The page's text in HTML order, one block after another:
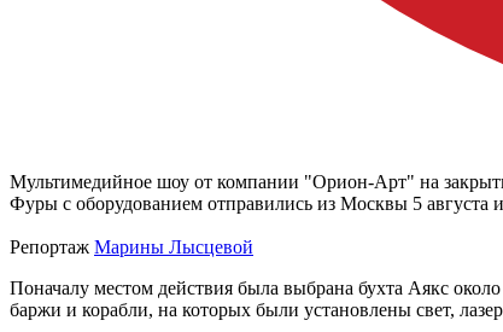
Мультимедийное шоу от компании "Орион-Арт" на
Фуры с оборудованием отправились из Москвы 5 августа
Репортаж Марины Лысцевой
Поначалу местом действия была выбрана бухта Аякс
баржи и корабли, на которых были установлены свет,